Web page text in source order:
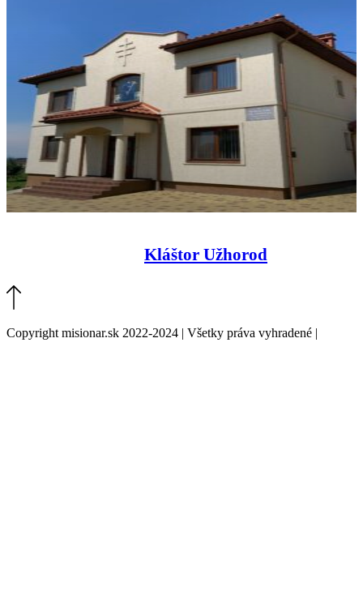
Kláštor Užhorod
Copyright misionar.sk 2022-2024 | Všetky práva vyhradené |